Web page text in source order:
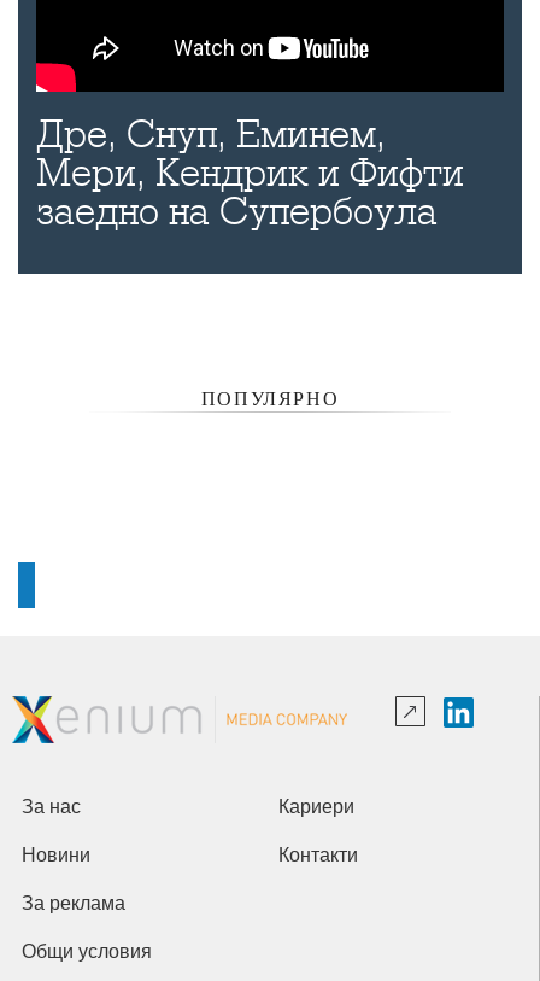
Дре, Снуп, Еминем,
Мери, Кендрик и Фифти
заедно на Супербоула
ПОПУЛЯРНО
За нас Кариери
Новини Контакти
За реклама
Общи условия